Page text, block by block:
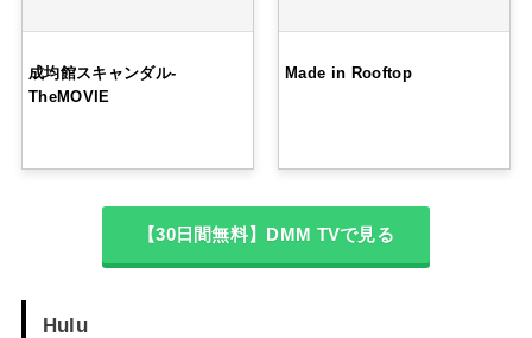
成均館スキャンダル-
TheMOVIE
Made in Rooftop
【30日間無料】DMM TVで見る
Hulu